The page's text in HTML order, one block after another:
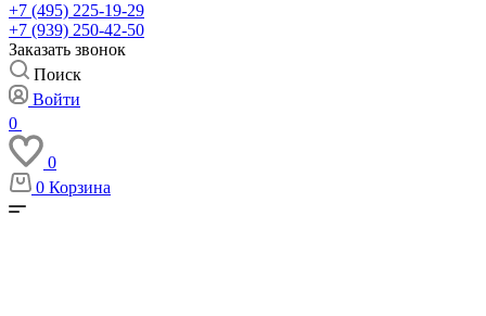
+7 (495) 225-19-29
+7 (939) 250-42-50
Заказать звонок
Поиск
Войти
0
0
0 Корзина